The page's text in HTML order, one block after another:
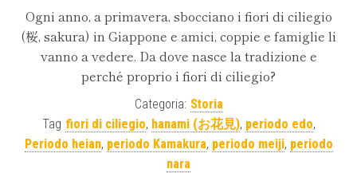
Ogni anno, a primavera, sbocciano i fiori di ciliegio
(桜, sakura) in Giappone e amici, coppie e famiglie li
vanno a vedere. Da dove nasce la tradizione e
perché proprio i fiori di ciliegio?
Categoria: Storia
Tag fiori di ciliegio, hanami (お花見), periodo edo,
Periodo heian, periodo Kamakura, periodo meiji, periodo
nara